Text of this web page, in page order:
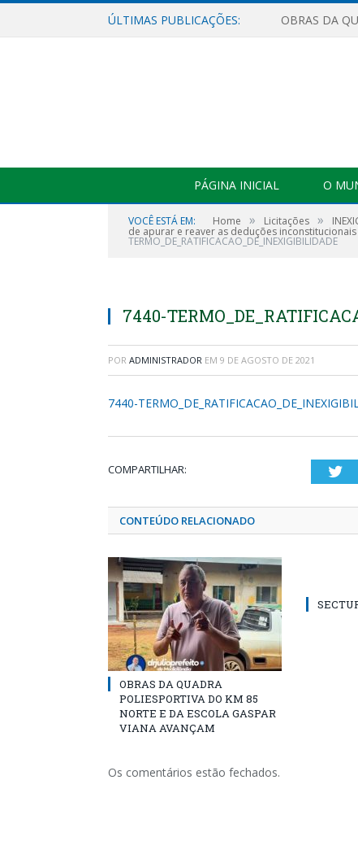
ÚLTIMAS PUBLICAÇÕES:
PÁGINA INICIAL O
VOCÊ ESTÁ EM: Home » Licitações »
de apurar e reaver as deduções
TERMO_DE_RATIFICACAO_DE_INEXIGIBILIDADE
7440-
POR ADMINISTRADOR EM 9 DE AGOSTO DE 2021
7440-
COMPARTILHAR:
CONTEÚDO RELACIONADO
OBRAS DA QUADRA
POLIESPORTIVA DO KM 85
NORTE E DA ESCOLA GASPAR
VIANA AVANÇAM
Os comentários estão fechados.